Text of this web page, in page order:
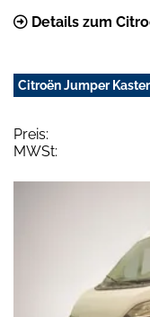
Details zum
Citroën Jumper
Preis:
MWSt: